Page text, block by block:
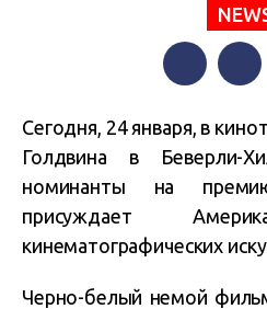
Сегодня, 24 января, в
Голдвина в Беверли-
номинанты на
присуждает
кинематографических
Черно-белый немой